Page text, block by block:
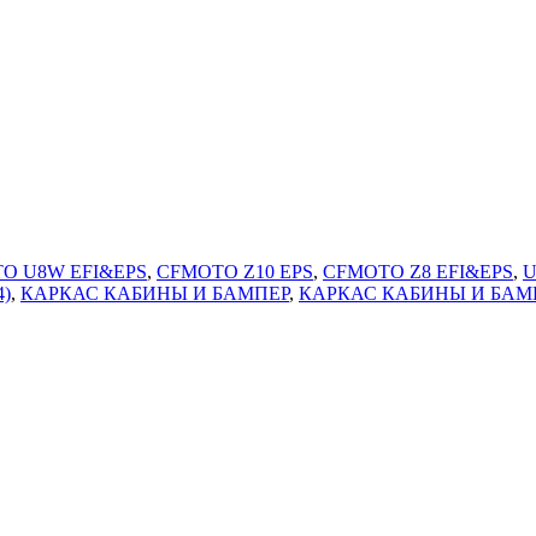
U8W EFI&EPS, CFMOTO Z10 EPS, CFMOTO Z8 EFI&EPS,
, КАРКАС КАБИНЫ И БАМПЕР, КАРКАС КАБИНЫ И